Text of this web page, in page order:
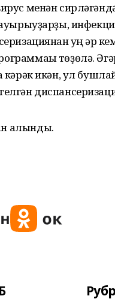
менән
һуң һәр
төҙөлә.
кәрәк икән, ул
алынды.